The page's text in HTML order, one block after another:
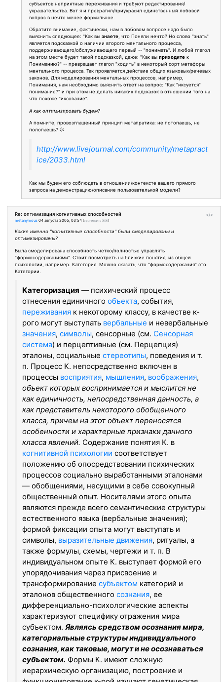
субъектов неприятные переживания и требуют редактирования/
украшательства. Вот я и превратил/приукрасил единственный лобовой
вопрос в нечто менее формальное.
Обратите внимание, фактически, нам в лобовом вопросе надо было
выяснить следующее: "Как вызнаете, что Поняли нечто? Но слово "знать"
является подсказкой о наличии второго ментального процесса,
поддерживающего/обслуживающего первый -- "понимать". И любой глагол
на этом месте будет такой подсказкой, даже: "Как выприходите к
Пониманию?" -- превращает глагол "ходить" в некоторый сорт метафоры
ментального процесса. Так проявляется действие общих языковых/речевых
законов. Для моделирования ментальных процессов, например,
Понимания, нам необходимо выяснить ответ на вопрос: "Как "иксуется"
понимание?" и при этом не делать никаких подсказок в отношении того на
что похоже "иксование".
А как оптимизировать будем?
А помните, провозглашенный принцип метапратика: не потопаешь, не
полопаешь? :):
http://www.livejournal.com/community/metapract
ice/2033.html
Как мы будем его соблюдать в отношении/контексте вашего прямого
запроса на демонстрацию/описание пользователькой модели?
</>
Re: оптимизация когнитивных способностей
metanymous 04 августа 2005, 03:54 (оригинал в ЖЖ)
Какие именно "когнитивные способности" были смоделированы и
оптимизированы?
Была смоделирована способность четко/полностью управлять
"формосодержаниями". Стоит посмотреть на близкие понятия, из общей
психологии, например: Категория. Можно сказать, что "формосодержания" это
Категории.
Категоризация — психический процесс
отнесения единичного объекта, события,
переживанияк некоторому классу, в качестве к-
рого могут выступать вербальные и невербальные
значения, символы, сенсорные (см. Сенсорная
система) и перцептивные (см. Перцепция)
эталоны, социальные стереотипы, поведения и т.
п. Процесс К. непосредственно включен в
процессы восприятия, мышления, воображения,
объект которых воспринимается и мыслится не
как единичность, непосредственная данность, а
как представитель некоторого обобщенного
класса, причем на этот объект переносятся
особенности и характерные признаки данного
класса явлений. Содержание понятия К. в
когнитивной психологии соответствует
положению об опосредствовании психических
процессов социально выработанными эталонами
— обобщениями, несущими в себе совокупный
общественный опыт. Носителями этого опыта
являются прежде всего семантические структуры
естественного языка (вербальные значения);
формой фиксации опыта могут выступать и
символы, выразительные движения, ритуалы, а
также формулы, схемы, чертежи и т. п. В
индивидуальном опыте К. выступает формой его
упорядочивания через присвоение и
трансформирование субъектом категорий и
эталонов общественного сознания, ее
дифференциально-психологические аспекты
характеризуют специфику отражения мира
субъектом. Являясь средством осознания мира,
категориальные структуры индивидуального
сознания, как таковые, могут и не осознаваться
субъектом. Формы К. имеют сложную
иерархическую организацию, построение и